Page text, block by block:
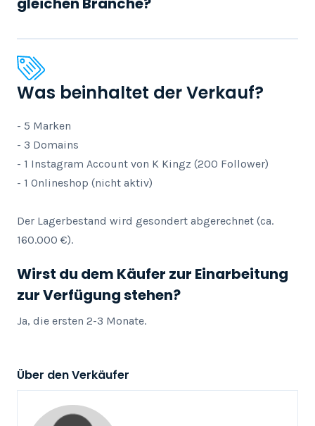
Was beinhaltet der Verkauf?
- 5 Marken
- 3 Domains
- 1 Instagram Account von K Kingz (200 Follower)
- 1 Onlineshop (nicht aktiv)
Der Lagerbestand wird gesondert abgerechnet (ca.
160.000 €).
Wirst du dem Käufer zur Einarbeitung
zur Verfügung stehen?
Ja, die ersten 2-3 Monate.
Über den Verkäufer